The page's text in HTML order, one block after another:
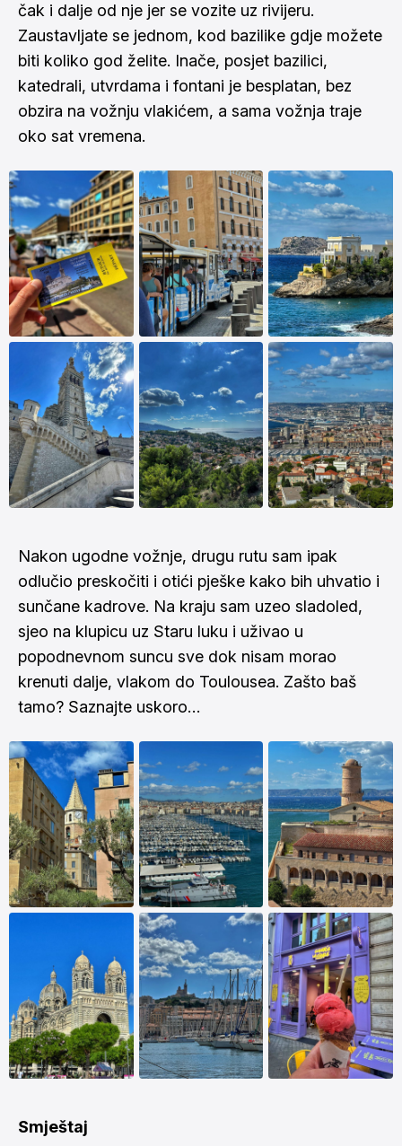
čak i dalje od nje jer se vozite uz rivijeru.
Zaustavljate se jednom, kod bazilike gdje možete
biti koliko god želite. Inače, posjet bazilici,
katedrali, utvrdama i fontani je besplatan, bez
obzira na vožnju vlakićem, a sama vožnja traje
oko sat vremena.
Nakon ugodne vožnje, drugu rutu sam ipak
odlučio preskočiti i otići pješke kako bih uhvatio i
sunčane kadrove. Na kraju sam uzeo sladoled,
sjeo na klupicu uz Staru luku i uživao u
popodnevnom suncu sve dok nisam morao
krenuti dalje, vlakom do Toulousea. Zašto baš
tamo? Saznajte uskoro…
Smještaj